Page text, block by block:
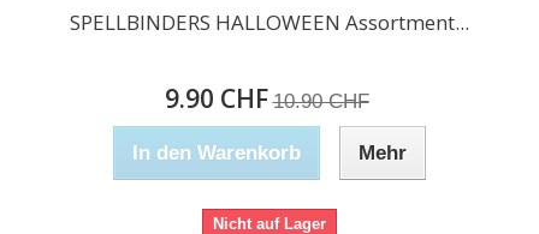
SPELLBINDERS HALLOWEEN Assortment...
9.90 CHF 10.90 CHF
In den Warenkorb Mehr
Nicht auf Lager